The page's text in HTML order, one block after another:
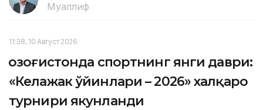
Муаллиф
11:38, 10 Август 2026
Қозоғистонда спортнинг янги даври:
«Келажак ўйинлари – 2026» халқаро
турнири якунланди